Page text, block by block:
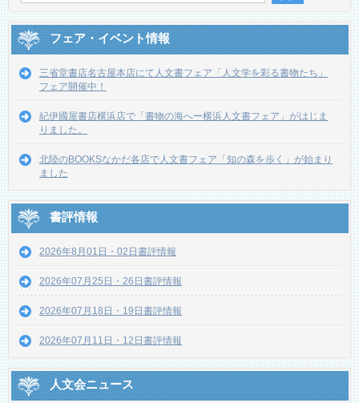
フェア・イベント情報
三省堂書店名古屋本店にて人文書フェア「人文学を彩る書物たち」
フェア開催中！
紀伊國屋書店横浜店で「書物の海へー横浜人文書フェア」がはじま
りました。
北陸のBOOKSなかだ各店で人文書フェア「知の森を歩く」が始まり
ました
書評情報
2026年8月01日・02日書評情報
2026年07月25日・26日書評情報
2026年07月18日・19日書評情報
2026年07月11日・12日書評情報
人文会ニュース